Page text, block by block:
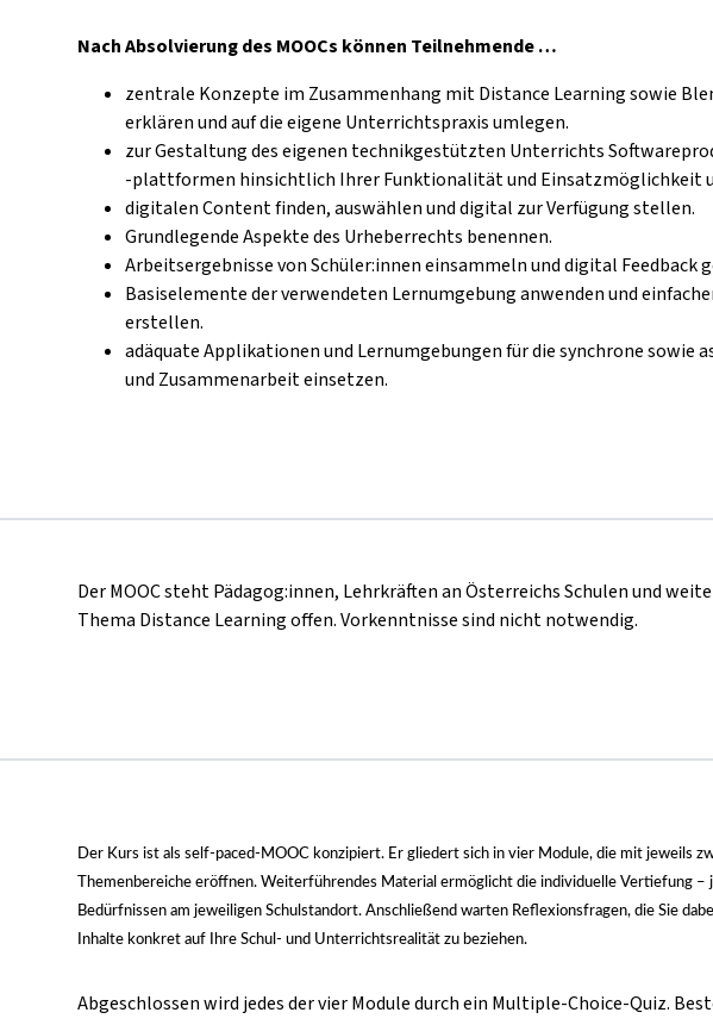
Nach Absolvierung des MOOCs können Teilnehmende …
zentrale Konzepte im Zusammenhang mit Distance Learning sowie
erklären und auf die eigene Unterrichtspraxis umlegen.
zur Gestaltung des eigenen technikgestützten Unterrichts
-plattformen hinsichtlich Ihrer Funktionalität und Einsatzmöglichkeit
digitalen Content finden, auswählen und digital zur Verfügung stellen.
Grundlegende Aspekte des Urheberrechts benennen.
Arbeitsergebnisse von Schüler:innen einsammeln und digital Feedback
Basiselemente der verwendeten Lernumgebung anwenden und
erstellen.
adäquate Applikationen und Lernumgebungen für die synchrone sowie
und Zusammenarbeit einsetzen.
Der MOOC steht Pädagog:innen, Lehrkräften an Österreichs Schulen und
Thema Distance Learning offen. Vorkenntnisse sind nicht notwendig.
Der Kurs ist als self-paced-MOOC konzipiert. Er gliedert sich in vier Module, die mit jeweils
Themenbereiche eröffnen. Weiterführendes Material ermöglicht die individuelle Vertiefung –
Bedürfnissen am jeweiligen Schulstandort. Anschließend warten Reflexionsfragen, die Sie
Inhalte konkret auf Ihre Schul- und Unterrichtsrealität zu beziehen.
Abgeschlossen wird jedes der vier Module durch ein Multiple-Choice-Quiz.